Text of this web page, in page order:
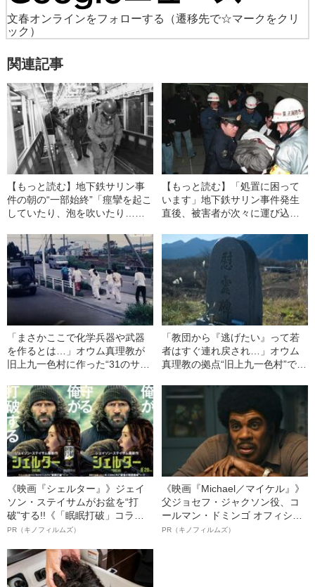
文春オンラインをフォローする
（遷移先で☆マークをクリ
ック）
関連記事
【もっと読む】地下鉄サリン事
件の朝の“一部始終”「痙攣を起こ
していたり、泡を吹いたり…」
さい」
【もっと読む】「処置に困って
います」地下鉄サリン事件発生
直後、被害者が次々に運び込ま
内容”
「まさかここで化学兵器や武器
を作るとは…」オウム真理教が
旧上九一色村に作った“31のサテ
査から26年、現地ルポ》
「教団から『逃げたい』って若
者はすぐ連れ戻され…」オウム
真理教の拠点“旧上九一色村”で起
ルポ》
《映画『シェルター』》ジェイ
ソン・ステイサムがお盆を“打
破”する!!《「眠眠打破」コラ
ボ》
PR（キノフィルムズ）
《映画『Michael／マイケル』》
父ジョセフ・ジャクソン役、コ
ールマン・ドミンゴ オフィシャ
ルインタビュー“観客を魅了した
PR（キノフィルムズ）